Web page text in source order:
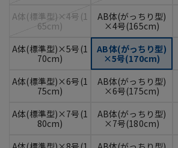
A体(標準型)×4号(1
65cm)
AB体(がっちり型)
×4号(165cm)
A体(標準型)×5号(1
70cm)
AB体(がっちり型)
×5号(170cm)
A体(標準型)×6号(1
75cm)
AB体(がっちり型)
×6号(175cm)
A体(標準型)×7号(1
80cm)
AB体(がっちり型)
×7号(180cm)